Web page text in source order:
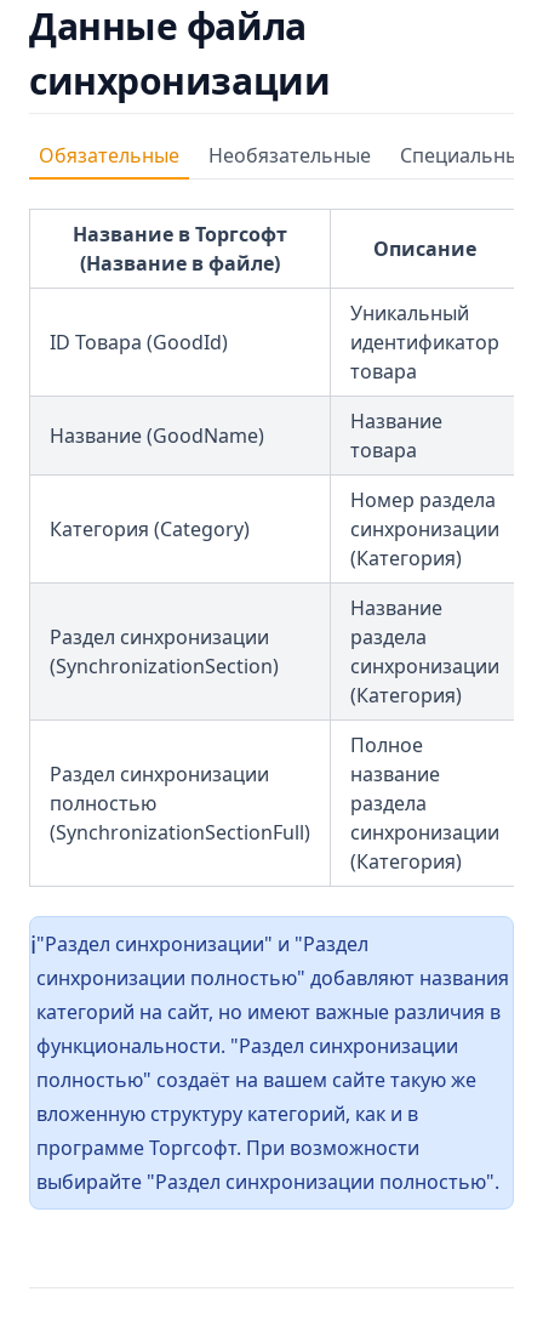
Данные файла
синхронизации
Обязательные Необязательные Специальные
Название в Торгсофт
(Название в файле)
Описание
ID Товара (GoodId)
Уникальный
идентификатор
товара
Название (GoodName)
Название
товара
Категория (Category)
Номер раздела
синхронизации
(Категория)
Раздел синхронизации
(SynchronizationSection)
Название
раздела
синхронизации
(Категория)
Раздел синхронизации
полностью
(SynchronizationSectionFull)
Полное
название
раздела
синхронизации
(Категория)
ℹ️"Раздел синхронизации" и "Раздел
синхронизации полностью" добавляют названия
категорий на сайт, но имеют важные различия в
функциональности. "Раздел синхронизации
полностью" создаёт на вашем сайте такую же
вложенную структуру категорий, как и в
программе Торгсофт. При возможности
выбирайте "Раздел синхронизации полностью".